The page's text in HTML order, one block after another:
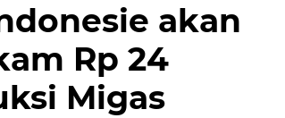
akan
Rp 24
Migas